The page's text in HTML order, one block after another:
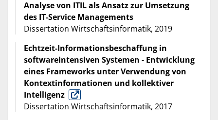
Analyse von ITIL als Ansatz zur Umsetzung
des IT-Service Managements
Dissertation Wirtschaftsinformatik, 2019
Echtzeit-Informationsbeschaffung in
softwareintensiven Systemen - Entwicklung
eines Frameworks unter Verwendung von
Kontextinformationen und kollektiver
Intelligenz
Dissertation Wirtschaftsinformatik, 2017